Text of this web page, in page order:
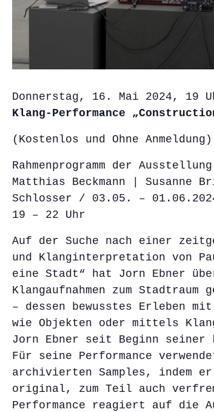
Donnerstag, 16. Mai 2024, 19
Klang-Performance
(Kostenlos und Ohne Anmeldung)
Rahmenprogramm der
Matthias Beckmann | Susanne
Schlosser / 03.05. –
19 – 22 Uhr
Auf der Suche nach einer
und Klanginterpretation von
eine Stadt“ hat Jorn Ebner
Klangaufnahmen zum Stadtraum
– dessen bewusstes Erleben
wie Objekten oder mittels
Jorn Ebner seit Beginn
Für seine Performance
archivierten Samples, indem
original, zum Teil auch
Performance reagiert auf die